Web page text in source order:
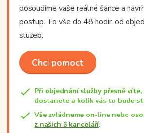
posoudíme vaše reálné šance a
postup. To vše do 48 hodin od
služeb.
Chci pomoct
Při objednání služby přesně víte,
dostanete a kolik vás to bude
Vše zvládneme on-line nebo
z našich 6 kanceláří.